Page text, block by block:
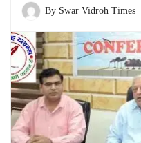
By Swar Vidroh Times